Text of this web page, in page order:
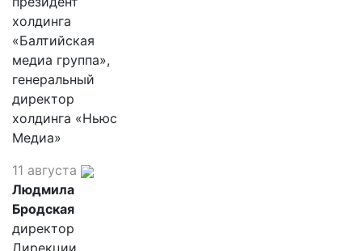
холдинга
«Балтийская
медиа группа»,
генеральный
директор
холдинга «Ньюс
Медиа»
11 августа
Людмила
Бродская
директор
Дирекции